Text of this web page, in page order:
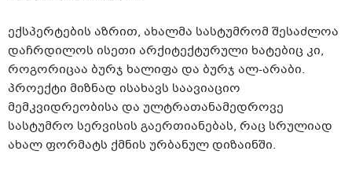
ექსპერტების აზრით, ახალმა სასტუმრომ შესაძლოა
დაჩრდილოს ისეთი არქიტექტურული ხატებიც კი,
როგორიცაა ბურჯ ხალიფა და ბურჯ ალ-არაბი.
პროექტი მიზნად ისახავს საავიაციო
მემკვიდრეობისა და ულტრათანამედროვე
სასტუმრო სერვისის გაერთიანებას, რაც სრულიად
ახალ ფორმატს ქმნის ურბანულ დიზაინში.